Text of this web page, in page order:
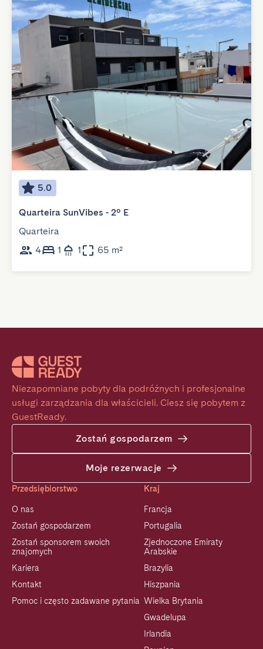
5.0
Quarteira SunVibes - 2º E
Quarteira
4
1 1 65 m²
Niezapomniane pobyty dla podróżnych i profesjonalne
usługi zarządzania dla właścicieli. Ciesz się pobytem z
GuestReady.
Zostań gospodarzem
Moje rezerwacje
Przedsiębiorstwo
O nas
Zostań gospodarzem
Zostań sponsorem swoich
znajomych
Kariera
Kontakt
Pomoc i często zadawane pytania
Kraj
Francja
Portugalia
Zjednoczone Emiraty
Arabskie
Brazylia
Hiszpania
Wielka Brytania
Gwadelupa
Irlandia